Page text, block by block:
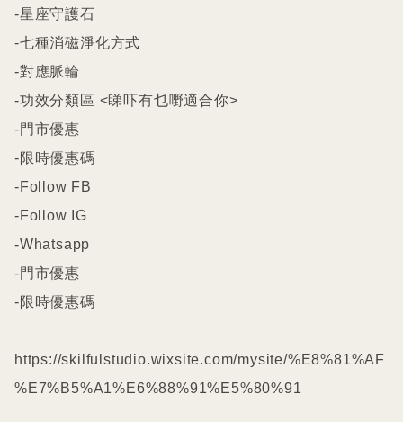
-星座守護石
-七種消磁淨化方式
-對應脈輪
-功效分類區 <睇吓有乜嘢適合你>
-門市優惠
-限時優惠碼
-Follow FB
-Follow IG
-Whatsapp
-門市優惠
-限時優惠碼
https://skilfulstudio.wixsite.com/mysite/%E8%81%AF
%E7%B5%A1%E6%88%91%E5%80%91